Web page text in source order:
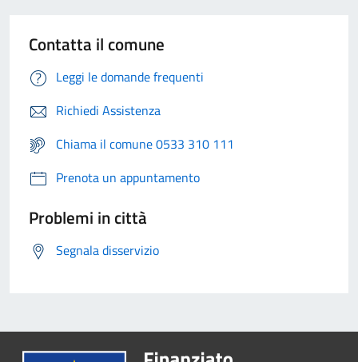
Contatta il comune
Leggi le domande frequenti
Richiedi Assistenza
Chiama il comune 0533 310 111
Prenota un appuntamento
Problemi in città
Segnala disservizio